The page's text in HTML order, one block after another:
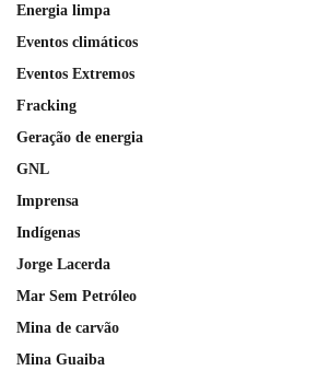
Energia limpa
Eventos climáticos
Eventos Extremos
Fracking
Geração de energia
GNL
Imprensa
Indígenas
Jorge Lacerda
Mar Sem Petróleo
Mina de carvão
Mina Guaiba